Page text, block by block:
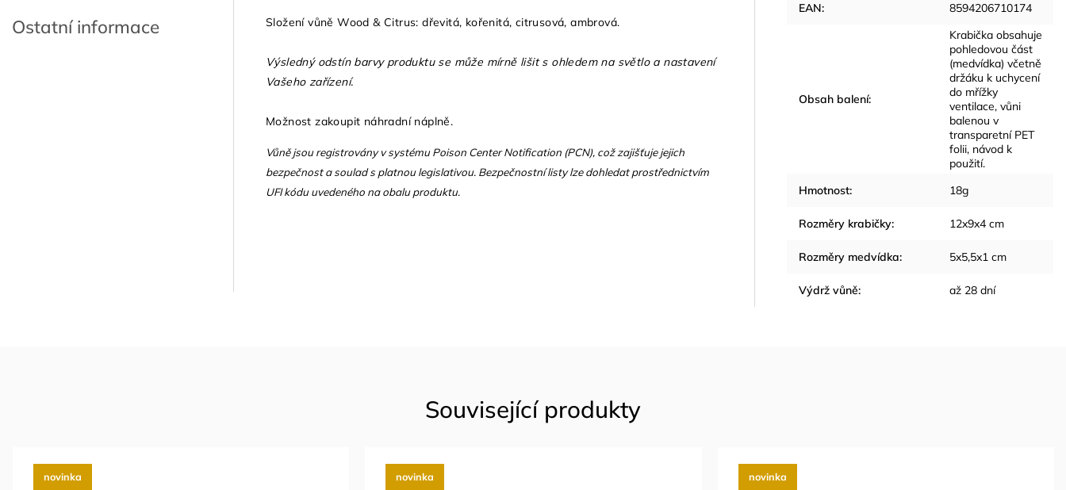
Ostatní informace
Složení vůně Wood & Citrus: dřevitá, kořenitá, citrusová, ambrová.
Výsledný odstín barvy produktu se může mírně lišit s ohledem na světlo a nastavení
Vašeho zařízení.
Možnost zakoupit náhradní náplně.
Vůně jsou registrovány v systému Poison Center Notification (PCN), což zajišťuje jejich
bezpečnost a soulad s platnou legislativou. Bezpečnostní listy lze dohledat prostřednictvím
UFI kódu uvedeného na obalu produktu.
EAN: 8594206710174
Obsah balení:
Krabička obsahuje
pohledovou část
(medvídka) včetně
držáku k uchycení
do mřížky
ventilace, vůni
balenou v
transparetní PET
folii, návod k
použití.
Hmotnost: 18g
Rozměry krabičky: 12x9x4 cm
Rozměry medvídka: 5x5,5x1 cm
Výdrž vůně: až 28 dní
Související produkty
novinka novinka novinka